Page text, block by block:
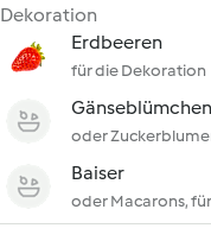
Dekoration
Erdbeeren
für die Dekoration
Gänseblümchen
oder
Baiser
oder Macarons,